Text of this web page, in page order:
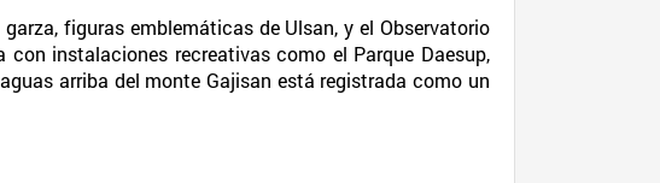
figuras emblemáticas de Ulsan, y el Observatorio
instalaciones recreativas como el Parque Daesup,
arriba del monte Gajisan está registrada como un